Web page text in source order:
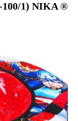
1) NIKA ®